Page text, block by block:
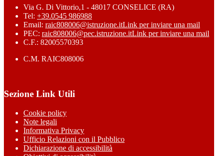
Via G. Di Vittorio,1 - 48017 CONSELICE (RA)
Tel: +39.0545 986988
Email: raic808006@istruzione.itLink per inviare una mail
PEC: raic808006@pec.istruzione.itLink per inviare una mail
C.F.: 82005570393
C.M. RAIC808006
Sezione Link Utili
Cookie policy
Note legali
Informativa Privacy
Ufficio Relazioni con il Pubblico
Dichiarazione di accessibilità